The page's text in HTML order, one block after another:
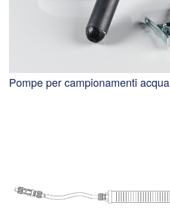
Pompe per campionamenti acqua